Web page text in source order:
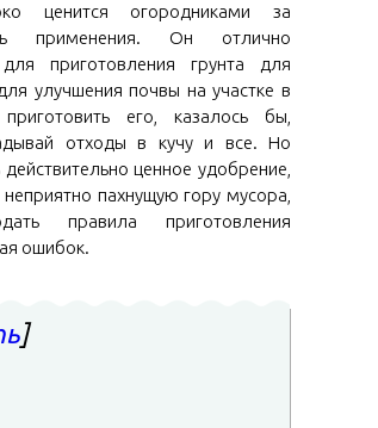
ценится огородниками за
применения. Он отлично
приготовления грунта для
улучшения почвы на участке в
его, казалось бы,
отходы в кучу и все. Но
ценное удобрение,
пахнущую гору мусора,
правила приготовления
ошибок.
]